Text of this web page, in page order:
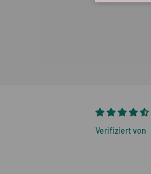
Verifiziert von